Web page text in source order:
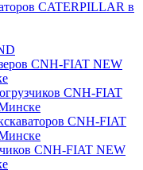
CATERPILLAR в
CNH-FIAT NEW
CNH-FIAT
CNH-FIAT
CNH-FIAT NEW